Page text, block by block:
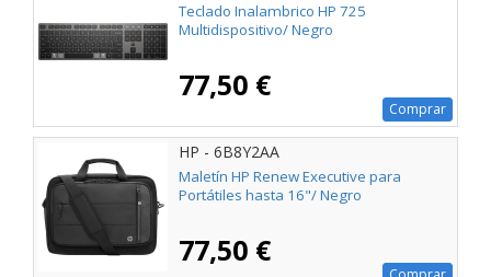
Teclado Inalambrico HP 725
Multidispositivo/ Negro
77,50 €
Comprar
HP - 6B8Y2AA
Maletín HP Renew Executive para
Portátiles hasta 16"/ Negro
77,50 €